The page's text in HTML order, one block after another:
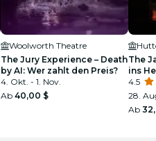
Woolworth Theatre
The Jury Experience – Death
by AI: Wer zahlt den Preis?
4. Okt. - 1. Nov.
Ab 40,00 $
The
ins
4.5
28.
Ab